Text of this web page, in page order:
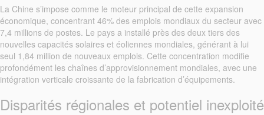
La Chine s’impose comme le moteur principal de cette expansion
économique, concentrant 46% des emplois mondiaux du secteur avec
7,4 millions de postes. Le pays a installé près des deux tiers des
nouvelles capacités solaires et éoliennes mondiales, générant à lui
seul 1,84 million de nouveaux emplois. Cette concentration modifie
profondément les chaînes d’approvisionnement mondiales, avec une
intégration verticale croissante de la fabrication d’équipements.
Disparités régionales et potentiel inexploité